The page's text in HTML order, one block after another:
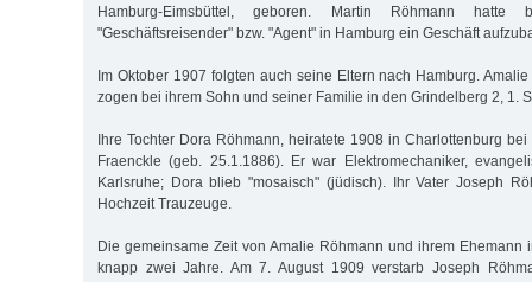
Hamburg-Eimsbüttel, geboren. Martin Röhmann hatte
"Geschäftsreisender" bzw. "Agent" in Hamburg ein Geschäft
Im Oktober 1907 folgten auch seine Eltern nach Hamburg.
zogen bei ihrem Sohn und seiner Familie in den Grindelberg 2, 1.
Ihre Tochter Dora Röhmann, heiratete 1908 in Charlottenburg
Fraenckle (geb. 25.1.1886). Er war Elektromechaniker,
Karlsruhe; Dora blieb "mosaisch" (jüdisch). Ihr Vater Joseph
Hochzeit Trauzeuge.
Die gemeinsame Zeit von Amalie Röhmann und ihrem Ehemann
knapp zwei Jahre. Am 7. August 1909 verstarb Joseph